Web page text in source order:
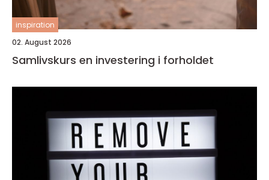
inspiration
02. August 2026
Samlivskurs en investering i forholdet